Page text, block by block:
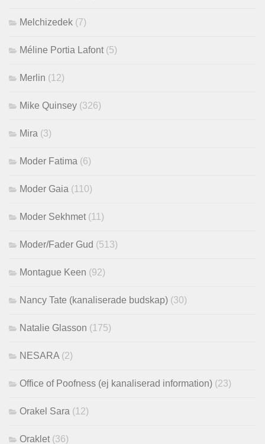
Melchizedek (7)
Méline Portia Lafont (5)
Merlin (12)
Mike Quinsey (326)
Mira (3)
Moder Fatima (6)
Moder Gaia (110)
Moder Sekhmet (11)
Moder/Fader Gud (513)
Montague Keen (92)
Nancy Tate (kanaliserade budskap) (30)
Natalie Glasson (175)
NESARA (2)
Office of Poofness (ej kanaliserad information) (23)
Orakel Sara (12)
Oraklet (36)